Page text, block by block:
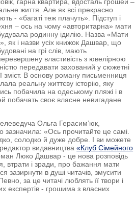
життя. Але як всі прекрасно
- «багаті теж плачуть». Підступ і
– ось на чому «авторитарна» мати
родинну ідилію. Назва «Мати
як і назви усіх книжок Дашвар, що
на грі слів, мають
властивість з ювелірною
передавати захований у сюжетні
зміст. В основу роману письменниця
реальну життєву історію, яку
побачила на одеському пляжі і в
побачать своє власне невигадане
Ольга Герасим’юк,
зазначила: «Ось прочитайте це самі.
солодко й дуже добре. І ви можете
видавництва«Клуб Сімейного
Люко Дашвар - це нова розповідь
втрати і зради, про бажання мати
зазирнути в душі читачів, змусити
за це читачі люблять її твори і
експертів - грошима з власних